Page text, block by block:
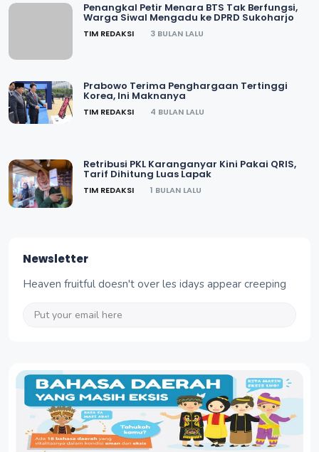
Penangkal Petir Menara BTS Tak Berfungsi,
Warga Siwal Mengadu ke DPRD Sukoharjo
TIM REDAKSI 3 BULAN LALU
Prabowo Terima Penghargaan Tertinggi
Korea, Ini Maknanya
TIM REDAKSI 4 BULAN LALU
Retribusi PKL Karanganyar Kini Pakai QRIS,
Tarif Dihitung Luas Lapak
TIM REDAKSI 1 BULAN LALU
Newsletter
Heaven fruitful doesn't over les idays appear creeping